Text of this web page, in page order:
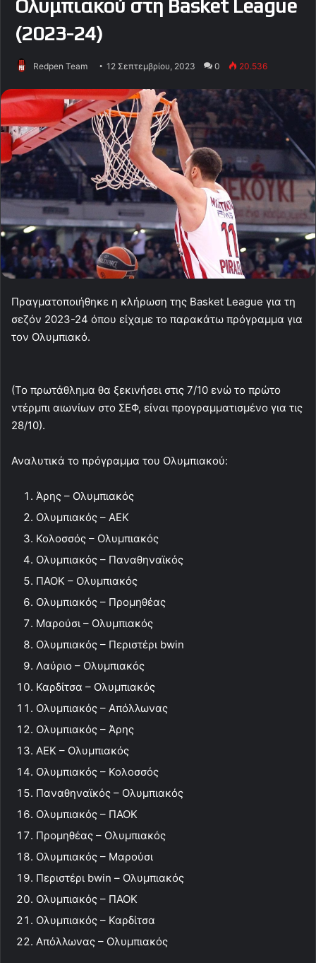
Ολυμπιακού στη Basket League
(2023-24)
Redpen Team 12 Σεπτεμβρίου, 2023 0 20.536
Πραγματοποιήθηκε η κλήρωση της Basket League για τη
σεζόν 2023-24 όπου είχαμε το παρακάτω πρόγραμμα για
τον Ολυμπιακό.
(Το πρωτάθλημα θα ξεκινήσει στις 7/10 ενώ το πρώτο
ντέρμπι αιωνίων στο ΣΕΦ, είναι προγραμματισμένο για τις
28/10).
Αναλυτικά το πρόγραμμα του Ολυμπιακού:
Άρης – Ολυμπιακός
Ολυμπιακός – ΑΕΚ
Κολοσσός – Ολυμπιακός
Ολυμπιακός – Παναθηναϊκός
ΠΑΟΚ – Ολυμπιακός
Ολυμπιακός – Προμηθέας
Μαρούσι – Ολυμπιακός
Ολυμπιακός – Περιστέρι bwin
Λαύριο – Ολυμπιακός
Καρδίτσα – Ολυμπιακός
Ολυμπιακός – Απόλλωνας
Ολυμπιακός – Άρης
ΑΕΚ – Ολυμπιακός
Ολυμπιακός – Κολοσσός
Παναθηναϊκός – Ολυμπιακός
Ολυμπιακός – ΠΑΟΚ
Προμηθέας – Ολυμπιακός
Ολυμπιακός – Μαρούσι
Περιστέρι bwin – Ολυμπιακός
Ολυμπιακός – ΠΑΟΚ
Ολυμπιακός – Καρδίτσα
Απόλλωνας – Ολυμπιακός